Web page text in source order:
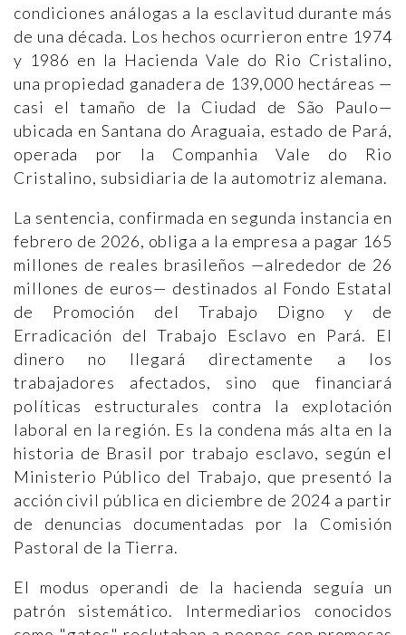
condiciones análogas a la esclavitud durante más
de una década. Los hechos ocurrieron entre 1974
y 1986 en la Hacienda Vale do Rio Cristalino,
una propiedad ganadera de 139,000 hectáreas —
casi el tamaño de la Ciudad de São Paulo—
ubicada en Santana do Araguaia, estado de Pará,
operada por la Companhia Vale do Rio
Cristalino, subsidiaria de la automotriz alemana.
La sentencia, confirmada en segunda instancia en
febrero de 2026, obliga a la empresa a pagar 165
millones de reales brasileños —alrededor de 26
millones de euros— destinados al Fondo Estatal
de Promoción del Trabajo Digno y de
Erradicación del Trabajo Esclavo en Pará. El
dinero no llegará directamente a los
trabajadores afectados, sino que financiará
políticas estructurales contra la explotación
laboral en la región. Es la condena más alta en la
historia de Brasil por trabajo esclavo, según el
Ministerio Público del Trabajo, que presentó la
acción civil pública en diciembre de 2024 a partir
de denuncias documentadas por la Comisión
Pastoral de la Tierra.
El modus operandi de la hacienda seguía un
patrón sistemático. Intermediarios conocidos